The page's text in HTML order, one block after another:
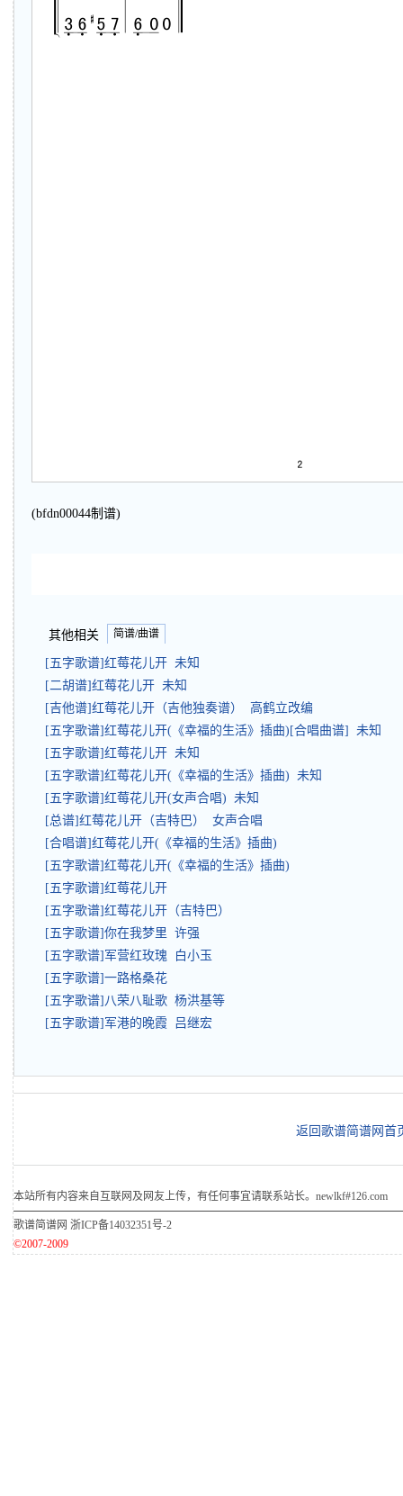
(bfdn00044制谱)
其他相关 简谱/曲谱
[五字歌谱]红莓花儿开 未知
[二胡谱]红莓花儿开 未知
[吉他谱]红莓花儿开（吉他独奏谱） 高鹤立改编
[五字歌谱]红莓花儿开(《幸福的生活》插曲)[合唱曲谱] 未知
[五字歌谱]红莓花儿开 未知
[五字歌谱]红莓花儿开(《幸福的生活》插曲) 未知
[五字歌谱]红莓花儿开(女声合唱) 未知
[总谱]红莓花儿开（吉特巴） 女声合唱
[合唱谱]红莓花儿开(《幸福的生活》插曲)
[五字歌谱]红莓花儿开(《幸福的生活》插曲)
[五字歌谱]红莓花儿开
[五字歌谱]红莓花儿开（吉特巴）
[五字歌谱]你在我梦里 许强
[五字歌谱]军营红玫瑰 白小玉
[五字歌谱]一路格桑花
[五字歌谱]八荣八耻歌 杨洪基等
[五字歌谱]军港的晚霞 吕继宏
返回歌谱简谱网首
本站所有内容来自互联网及网友上传，有任何事宜请联系站长。newlkf#126.com
歌谱简谱网 浙ICP备14032351号-2
©2007-2009